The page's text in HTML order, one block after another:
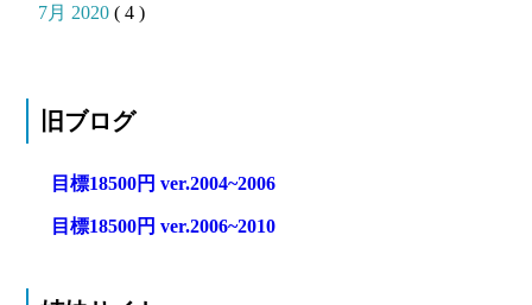
7月 2020( 4 )
旧ブログ
目標18500円 ver.2004~2006
目標18500円 ver.2006~2010